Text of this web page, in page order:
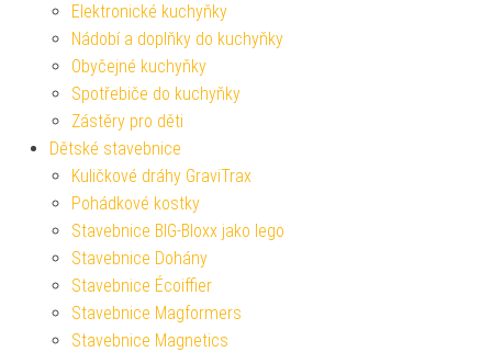
Elektronické kuchyňky
Nádobí a doplňky do kuchyňky
Obyčejné kuchyňky
Spotřebiče do kuchyňky
Zástěry pro děti
Dětské stavebnice
Kuličkové dráhy GraviTrax
Pohádkové kostky
Stavebnice BIG-Bloxx jako lego
Stavebnice Dohány
Stavebnice Écoiffier
Stavebnice Magformers
Stavebnice Magnetics